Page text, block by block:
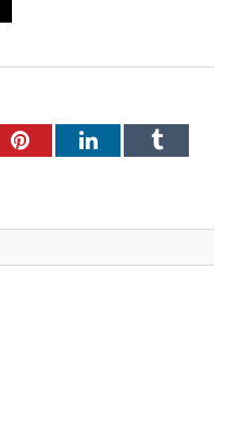
PinterestLinkedInTumblr